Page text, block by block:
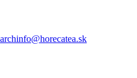
info@horecatea.sk